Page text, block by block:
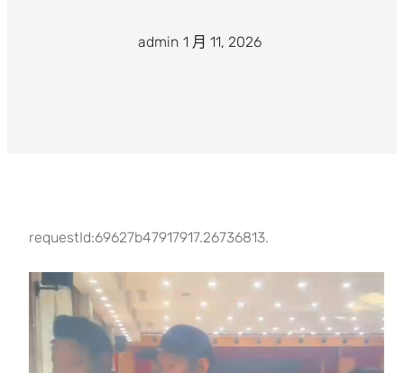
admin 1 月 11, 2026
requestId:69627b47917917.26736813.